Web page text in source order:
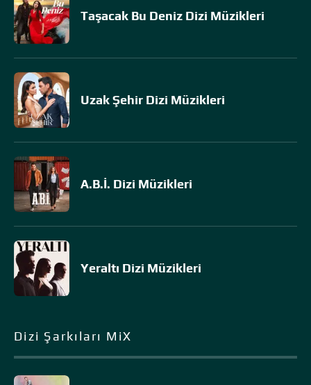
Taşacak Bu Deniz Dizi Müzikleri
Uzak Şehir Dizi Müzikleri
A.B.İ. Dizi Müzikleri
Yeraltı Dizi Müzikleri
Dizi Şarkıları MiX